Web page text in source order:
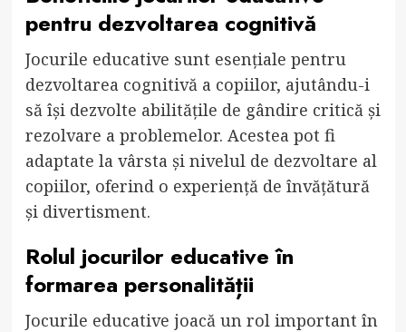
pentru dezvoltarea cognitivă
Jocurile educative sunt esențiale pentru
dezvoltarea cognitivă a copiilor, ajutându-i
să își dezvolte abilitățile de gândire critică și
rezolvare a problemelor. Acestea pot fi
adaptate la vârsta și nivelul de dezvoltare al
copiilor, oferind o experiență de învățătură
și divertisment.
Rolul jocurilor educative în
formarea personalității
Jocurile educative joacă un rol important în